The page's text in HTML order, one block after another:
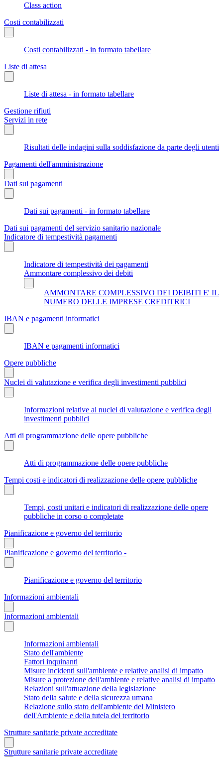
Class action
Costi contabilizzati
Costi contabilizzati - in formato tabellare
Liste di attesa
Liste di attesa - in formato tabellare
Gestione rifiuti
Servizi in rete
Risultati delle indagini sulla soddisfazione da parte degli utenti
Pagamenti dell'amministrazione
Dati sui pagamenti
Dati sui pagamenti - in formato tabellare
Dati sui pagamenti del servizio sanitario nazionale
Indicatore di tempestività pagamenti
Indicatore di tempestività dei pagamenti
Ammontare complessivo dei debiti
AMMONTARE COMPLESSIVO DEI DEIBITI E' IL
NUMERO DELLE IMPRESE CREDITRICI
IBAN e pagamenti informatici
IBAN e pagamenti informatici
Opere pubbliche
Nuclei di valutazione e verifica degli investimenti pubblici
Informazioni relative ai nuclei di valutazione e verifica degli
investimenti pubblici
Atti di programmazione delle opere pubbliche
Atti di programmazione delle opere pubbliche
Tempi costi e indicatori di realizzazione delle opere pubbliche
Tempi, costi unitari e indicatori di realizzazione delle opere
pubbliche in corso o completate
Pianificazione e governo del territorio
Pianificazione e governo del territorio -
Pianificazione e governo del territorio
Informazioni ambientali
Informazioni ambientali
Informazioni ambientali
Stato dell'ambiente
Fattori inquinanti
Misure incidenti sull'ambiente e relative analisi di impatto
Misure a protezione dell'ambiente e relative analisi di impatto
Relazioni sull'attuazione della legislazione
Stato della salute e della sicurezza umana
Relazione sullo stato dell'ambiente del Ministero
dell'Ambiente e della tutela del territorio
Strutture sanitarie private accreditate
Strutture sanitarie private accreditate